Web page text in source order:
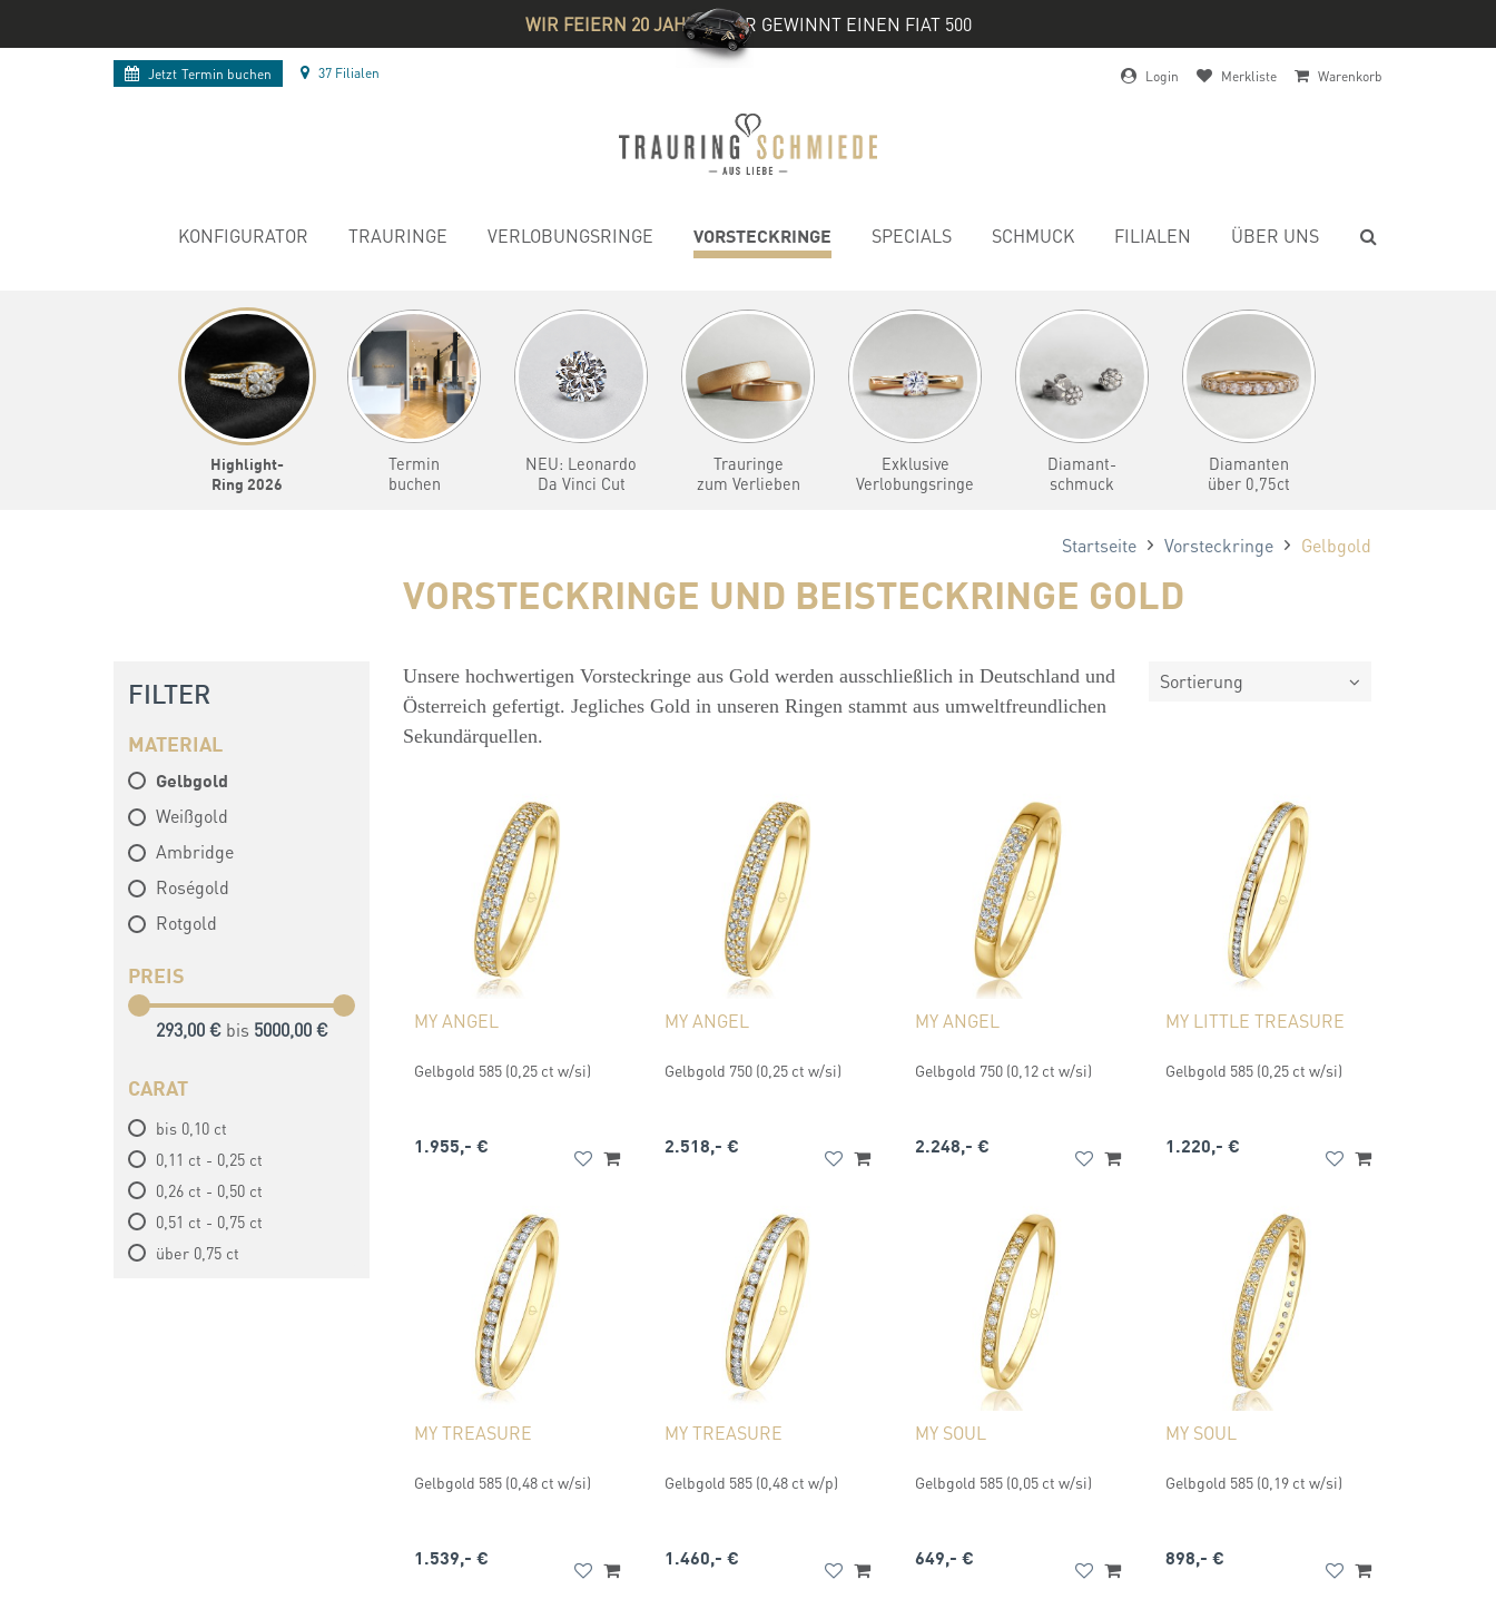
WIR FEIERN 20 JAHRE& IHR GEWINNT EINEN FIAT 500
Jetzt Termin buchen 37 Filialen Login Merkliste Warenkorb
KONFIGURATOR TRAURINGE VERLOBUNGSRINGE VORSTECKRINGE SPECIALS SCHMUCK FILIALEN ÜBER UNS
Highlight-
Ring 2026
Termin
buchen
NEU: Leonardo
Da Vinci Cut
Trauringe
zum Verlieben
Exklusive
Verlobungsringe
Diamant-
schmuck
Diamanten
über 0,75ct
Startseite Vorsteckringe Gelbgold
VORSTECKRINGE UND BEISTECKRINGE GOLD
FILTER
MATERIAL
Gelbgold
Weißgold
Ambridge
Roségold
Rotgold
PREIS
293,00 € bis 5000,00 €
CARAT
bis 0,10 ct
0,11 ct - 0,25 ct
0,26 ct - 0,50 ct
0,51 ct - 0,75 ct
über 0,75 ct
Unsere hochwertigen Vorsteckringe aus Gold werden ausschließlich in Deutschland und
Österreich gefertigt. Jegliches Gold in unseren Ringen stammt aus umweltfreundlichen
Sekundärquellen.
Sortierung
MY ANGEL
Gelbgold 585 (0,25 ct w/si)
1.955,- €
MY ANGEL
Gelbgold 750 (0,25 ct w/si)
2.518,- €
MY ANGEL
Gelbgold 750 (0,12 ct w/si)
2.248,- €
MY LITTLE TREASURE
Gelbgold 585 (0,25 ct w/si)
1.220,- €
MY TREASURE
Gelbgold 585 (0,48 ct w/si)
1.539,- €
MY TREASURE
Gelbgold 585 (0,48 ct w/p)
1.460,- €
MY SOUL
Gelbgold 585 (0,05 ct w/si)
649,- €
MY SOUL
Gelbgold 585 (0,19 ct w/si)
898,- €